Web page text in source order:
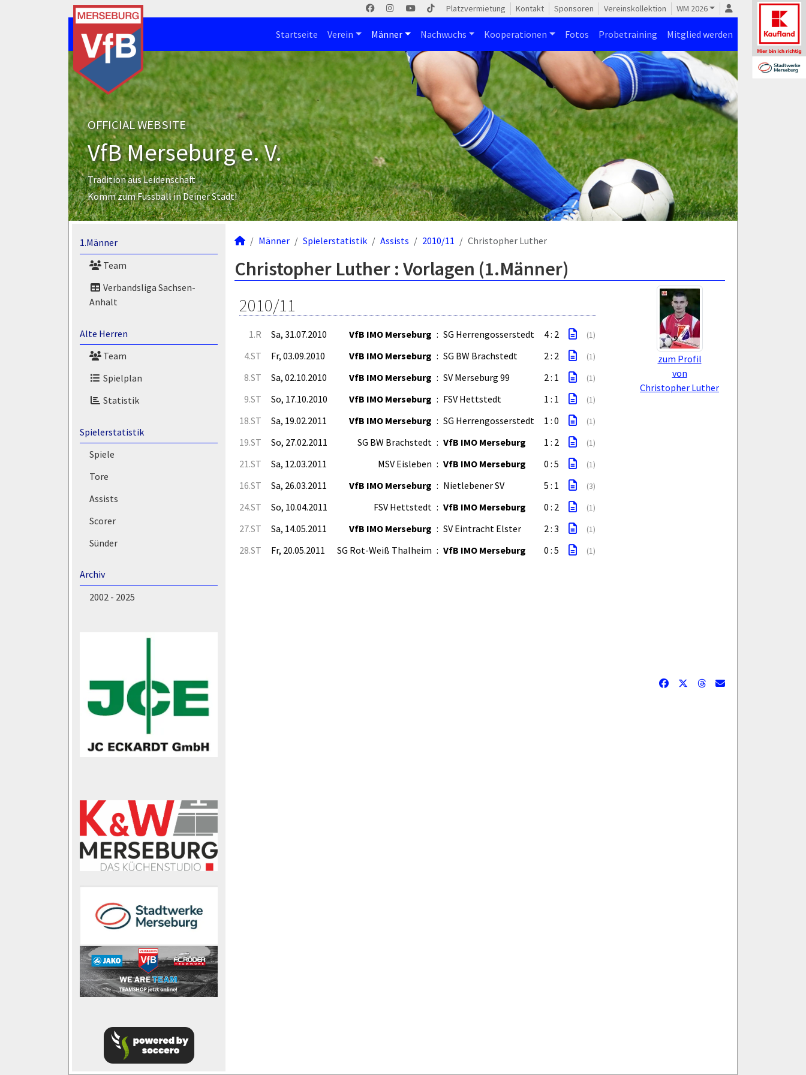
Platzvermietung Kontakt Sponsoren Vereinskollektion WM 2026
Startseite Verein Männer Nachwuchs Kooperationen Fotos Probetraining Mitglied werden
OFFICIAL WEBSITE
VfB Merseburg e. V.
Tradition aus Leidenschaft
Komm zum Fussball in Deiner Stadt!
1.Männer
Team
Verbandsliga Sachsen-
Anhalt
Alte Herren
Team
Spielplan
Statistik
Spielerstatistik
Spiele
Tore
Assists
Scorer
Sünder
Archiv
2002 - 2025
Männer Spielerstatistik Assists 2010/11 Christopher Luther
Christopher Luther : Vorlagen (1.Männer)
zum Profil
von
Christopher Luther
2010/11
1.R Sa, 31.07.2010 VfB IMO Merseburg : SG Herrengosserstedt 4 : 2 (1)
4.ST Fr, 03.09.2010 VfB IMO Merseburg : SG BW Brachstedt 2 : 2 (1)
8.ST Sa, 02.10.2010 VfB IMO Merseburg : SV Merseburg 99 2 : 1 (1)
9.ST So, 17.10.2010 VfB IMO Merseburg : FSV Hettstedt 1 : 1 (1)
18.ST Sa, 19.02.2011 VfB IMO Merseburg : SG Herrengosserstedt 1 : 0 (1)
19.ST So, 27.02.2011 SG BW Brachstedt : VfB IMO Merseburg 1 : 2 (1)
21.ST Sa, 12.03.2011 MSV Eisleben : VfB IMO Merseburg 0 : 5 (1)
16.ST Sa, 26.03.2011 VfB IMO Merseburg : Nietlebener SV 5 : 1 (3)
24.ST So, 10.04.2011 FSV Hettstedt : VfB IMO Merseburg 0 : 2 (1)
27.ST Sa, 14.05.2011 VfB IMO Merseburg : SV Eintracht Elster 2 : 3 (1)
28.ST Fr, 20.05.2011 SG Rot-Weiß Thalheim : VfB IMO Merseburg 0 : 5 (1)